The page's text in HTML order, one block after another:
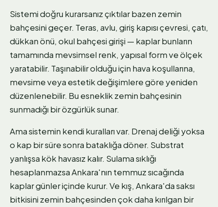
Sistemi doğru kurarsanız çıktılar bazen zemin
bahçesini geçer. Teras, avlu, giriş kapısı çevresi, çatı,
dükkan önü, okul bahçesi girişi — kaplar bunların
tamamında mevsimsel renk, yapısal form ve ölçek
yaratabilir. Taşınabilir olduğu için hava koşullarına,
mevsime veya estetik değişimlere göre yeniden
düzenlenebilir. Bu esneklik zemin bahçesinin
sunmadığı bir özgürlük sunar.
Ama sistemin kendi kuralları var. Drenaj deliği yoksa
o kap bir süre sonra bataklığa döner. Substrat
yanlışsa kök havasız kalır. Sulama sıklığı
hesaplanmazsa Ankara'nın temmuz sıcağında
kaplar günler içinde kurur. Ve kış, Ankara'da saksı
bitkisini zemin bahçesinden çok daha kırılgan bir